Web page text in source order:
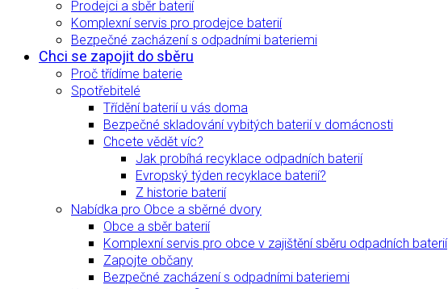
Prodejci a sběr baterií
Komplexní servis pro prodejce baterií
Bezpečné zacházení s odpadními bateriemi
Chci se zapojit do sběru
Proč třídíme baterie
Spotřebitelé
Třídění baterií u vás doma
Bezpečné skladování vybitých baterií v domácnosti
Chcete vědět víc?
Jak probíhá recyklace odpadních baterií
Evropský týden recyklace baterií?
Z historie baterií
Nabídka pro Obce a sběrné dvory
Obce a sběr baterií
Komplexní servis pro obce v zajištění sběru odpadních baterií
Zapojte občany
Bezpečné zacházení s odpadními bateriemi